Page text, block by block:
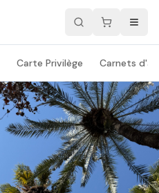
Carte Privilège Carnets